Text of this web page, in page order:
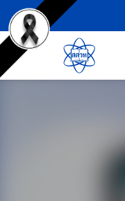
ข้ามไปยังเนื้อหาหลัก
เครื่องมือช่วยเหลือ